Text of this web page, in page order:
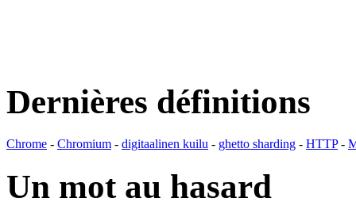
Dernières définitions
Chrome - Chromium - digitaalinen kuilu - ghetto sharding - HTTP-
Un mot au hasard